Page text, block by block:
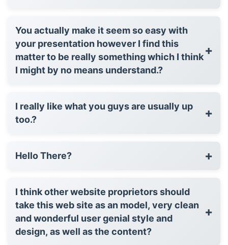
You actually make it seem so easy with
your presentation however I find this
matter to be really something which I think
I might by no means understand.?
+
I really like what you guys are usually up
too.?
+
Hello There? +
I think other website proprietors should
take this web site as an model, very clean
and wonderful user genial style and
design, as well as the content?
+